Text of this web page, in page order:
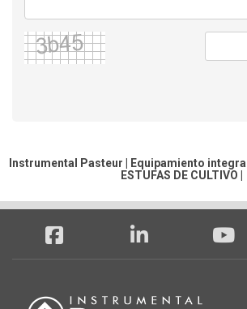
Instrumental Pasteur | Equipamiento
ESTUFAS DE CULTIVO